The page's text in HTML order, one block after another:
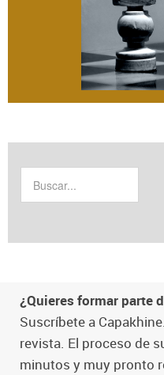
¿Quieres formar parte
Suscríbete a
revista. El proceso de
minutos y muy pronto